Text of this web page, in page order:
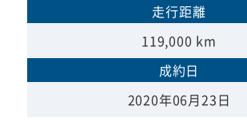
走行距離
119,000 km
成約日
2020年06月23日